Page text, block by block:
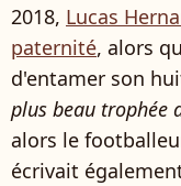
2018, Lucas
paternité, alors
d'entamer son
plus beau trophée
alors le
écrivait